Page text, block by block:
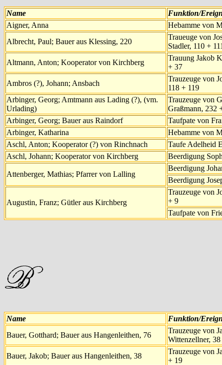
Name
Funktion/
Aigner, Anna
Hebamme von
Albrecht, Paul; Bauer aus Klessing, 220
Traueuge von
Stadler, 110 +
Altmann, Anton; Kooperator von Kirchberg
Trauung Jakob
+ 37
Ambros (?), Johann; Ansbach
Trauzeuge von
118 + 119
Arbinger, Georg; Amtmann aus Lading (?), (vm.
Urlading)
Trauzeuge von
Graßmann, 232
Arbinger, Georg; Bauer aus Raindorf
Taufpate von
Arbinger, Katharina
Hebamme von
Aschl, Anton; Kooperator (?) von Rinchnach
Taufe Adelheid
Aschl, Johann; Kooperator von Kirchberg
Beerdigung
Attenberger, Mathias; Pfarrer von Lalling
Beerdigung
Beerdigung
Augustin, Franz; Gütler aus Kirchberg
Trauzeuge von
+ 9
Taufpate von
Name
Funktion/
Bauer, Gotthard; Bauer aus Hangenleithen, 76
Trauzeuge von
Wittenzellner,
Bauer, Jakob; Bauer aus Hangenleithen, 38
Trauzeuge von
+ 19